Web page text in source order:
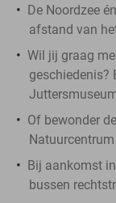
De Noordzee
afstand van
Wil jij graag
geschiedenis?
Of bewonder
Bij aankomst
bussen